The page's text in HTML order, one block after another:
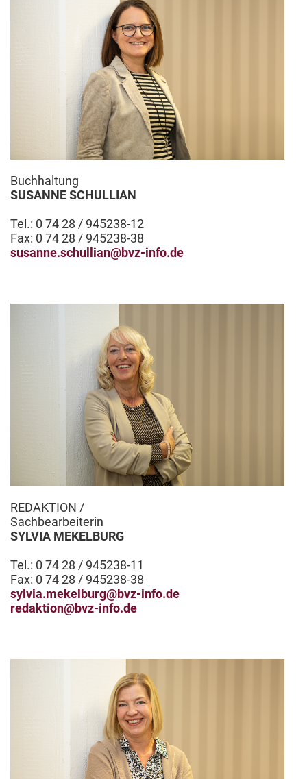
Buchhaltung
SUSANNE SCHULLIAN
Tel.: 0 74 28 / 945238-12
Fax: 0 74 28 / 945238-38
susanne.schullian@bvz-info.de
REDAKTION /
Sachbearbeiterin
SYLVIA MEKELBURG
Tel.: 0 74 28 / 945238-11
Fax: 0 74 28 / 945238-38
sylvia.mekelburg@bvz-info.de
redaktion@bvz-info.de